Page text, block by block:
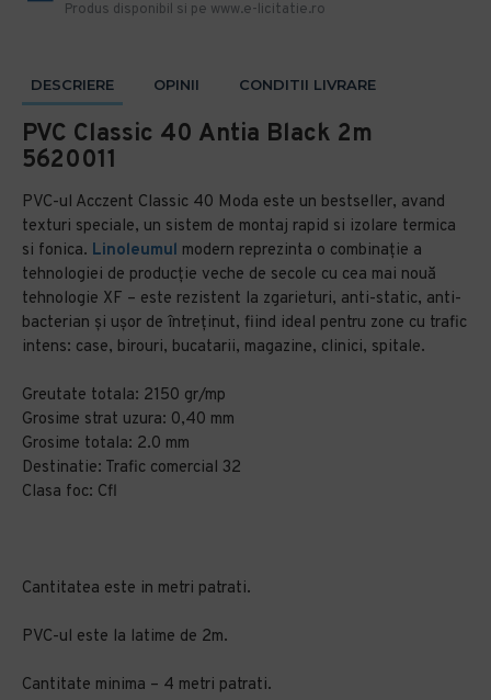
Produs disponibil si pe www.e-licitatie.ro
DESCRIERE OPINII CONDITII LIVRARE
PVC Classic 40 Antia Black 2m
5620011
PVC-ul Acczent Classic 40 Moda este un bestseller, avand
texturi speciale, un sistem de montaj rapid si izolare termica
si fonica. Linoleumul modern reprezinta o combinaţie a
tehnologiei de producţie veche de secole cu cea mai nouă
tehnologie XF – este rezistent la zgarieturi, anti-static, anti-
bacterian şi uşor de întreţinut, fiind ideal pentru zone cu trafic
intens: case, birouri, bucatarii, magazine, clinici, spitale.
Greutate totala: 2150 gr/mp
Grosime strat uzura: 0,40 mm
Grosime totala: 2.0 mm
Destinatie: Trafic comercial 32
Clasa foc: Cfl
Cantitatea este in metri patrati.
PVC-ul este la latime de 2m.
Cantitate minima – 4 metri patrati.